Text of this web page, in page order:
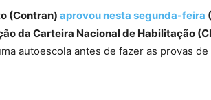
(Contran) aprovou nesta segunda-feira
da Carteira Nacional de Habilitação
autoescola antes de fazer as provas de